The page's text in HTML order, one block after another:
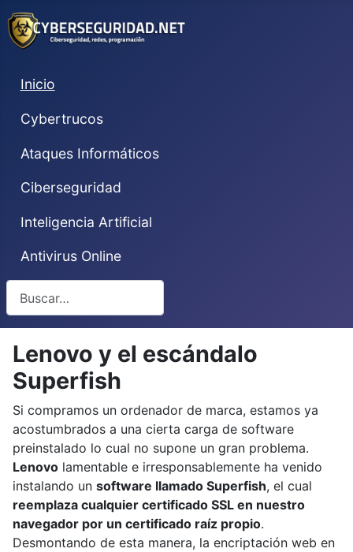
Inicio
Cybertrucos
Ataques Informáticos
Ciberseguridad
Inteligencia Artificial
Antivirus Online
Lenovo y el escándalo
Superfish
Si compramos un ordenador de marca, estamos ya
acostumbrados a una cierta carga de software
preinstalado lo cual no supone un gran problema.
Lenovo lamentable e irresponsablemente ha venido
instalando un software llamado Superfish, el cual
reemplaza cualquier certificado SSL en nuestro
navegador por un certificado raíz propio.
Desmontando de esta manera, la encriptación web en